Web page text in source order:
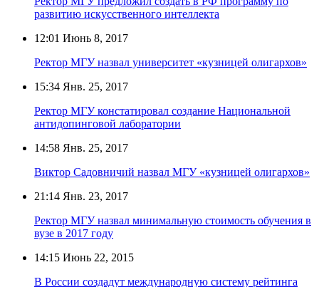
развитию искусственного интеллекта
12:01 Июнь 8, 2017
Ректор МГУ назвал университет «кузницей олигархов»
15:34 Янв. 25, 2017
Ректор МГУ констатировал создание Национальной
антидопинговой лаборатории
14:58 Янв. 25, 2017
Виктор Садовничий назвал МГУ «кузницей олигархов»
21:14 Янв. 23, 2017
Ректор МГУ назвал минимальную стоимость обучения в
вузе в 2017 году
14:15 Июнь 22, 2015
В России создадут международную систему рейтинга